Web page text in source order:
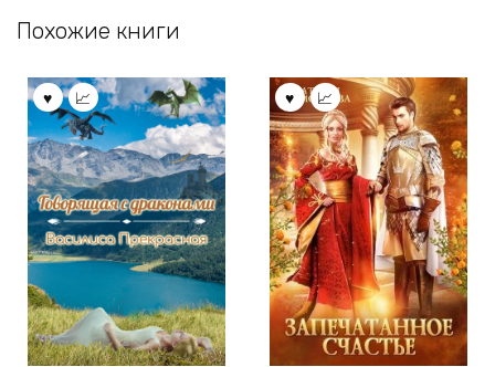
Похожие книги